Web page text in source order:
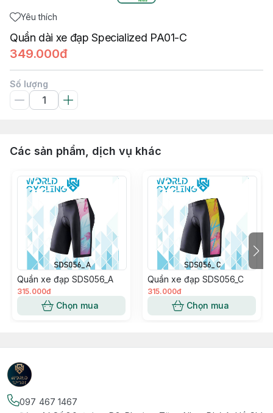
Yêu thích
Quần dài xe đạp Specialized PA01-C
349.000đ
Số lượng
Các sản phẩm, dịch vụ khác
Quần xe đạp SDS056_A
315.000đ
Chọn mua
Quần xe đạp SDS056_C
315.000đ
Chọn mua
097 467 1467